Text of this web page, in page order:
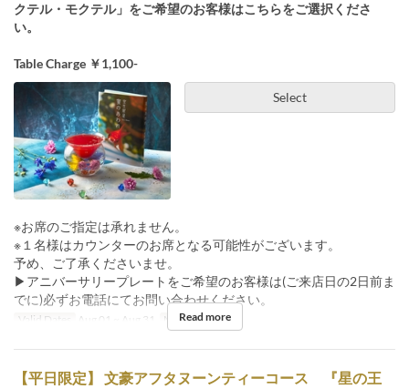
クテル・モクテル」をご希望のお客様はこちらをご選択くださ
い。
Table Charge ￥1,100-
Select
※お席のご指定は承れません。
※１名様はカウンターのお席となる可能性がございます。
予め、ご了承くださいませ。
▶︎アニバーサリープレートをご希望のお客様は(ご来店日の2日前ま
でに)必ずお電話にてお問い合わせください。
Valid Dates Aug 01 ~ Aug 31 Meals Night
Read more
【平日限定】 文豪アフタヌーンティーコース 『星の王